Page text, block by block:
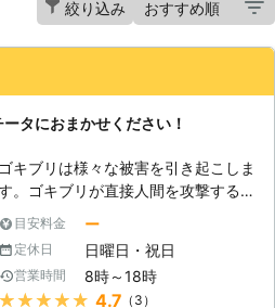
絞り込み
タにおまかせください！
ゴキブリは様々な被害を引き起こしま
。ゴキブリが直接人間を攻撃するこ
とはまれですが、見た目も気持ち悪い
ですし、存在を感じるだけでも嫌な思
いをしますね。今後もゴキブリが「不
快害虫」として認識されることに変わ
りないでしょう。 【ゴキブリによる
目安料金 ー
定休日 日曜日・祝日
営業時間 8時～18時
★★★★★ 4.7 （3）